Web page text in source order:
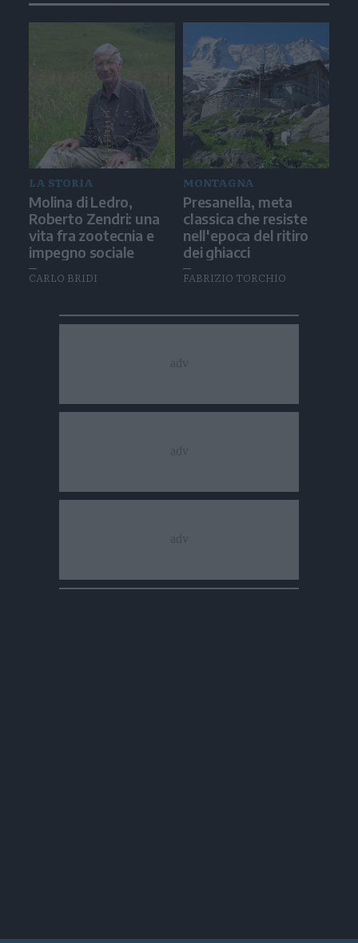
LA STORIA
Molina di Ledro,
Roberto Zendri: una
vita fra zootecnia e
impegno sociale
CARLO BRIDI
MONTAGNA
Presanella, meta
classica che resiste
nell'epoca del ritiro
dei ghiacci
FABRIZIO TORCHIO